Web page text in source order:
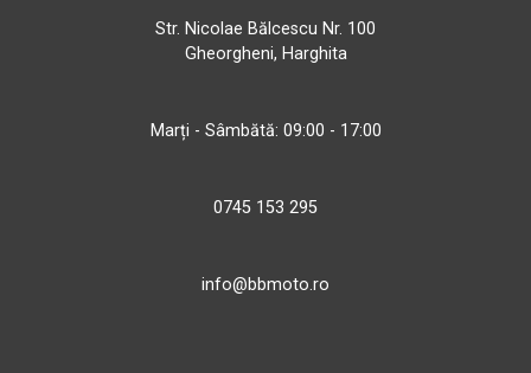
Str. Nicolae Bălcescu Nr. 100
Gheorgheni, Harghita
Marți - Sâmbătă: 09:00 - 17:00
0745 153 295
info@bbmoto.ro